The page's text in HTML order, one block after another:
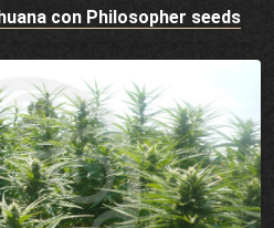
con Philosopher seeds